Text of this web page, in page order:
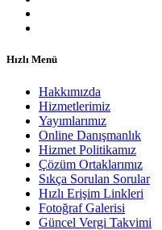
Hızlı Menü
Hakkımızda
Hizmetlerimiz
Yayımlarımız
Online Danışmanlık
Hizmet Politikamız
Çözüm Ortaklarımız
Sıkça Sorulan Sorular
Hızlı Erişim Linkleri
Fotoğraf Galerisi
Güncel Vergi Takvimi